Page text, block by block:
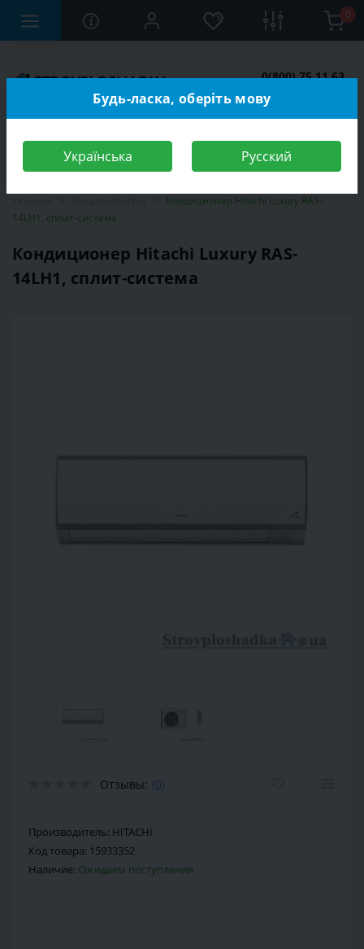
0
0(800) 75 11 63
Кондиционер Hitachi Luxury RAS-
14LH1, сплит-система
Кондиционер Hitachi Luxury RAS-
14LH1, сплит-система
Отзывы: (0)
Производитель: HITACHI
Код товара: 15933352
Наличие: Ожидаем поступления
Будь-ласка, оберіть мову
Українська Русский